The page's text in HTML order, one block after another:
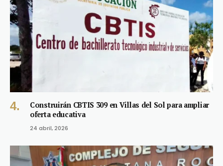
Construirán CBTIS 309 en Villas del Sol para ampliar
oferta educativa
24 abril, 2026